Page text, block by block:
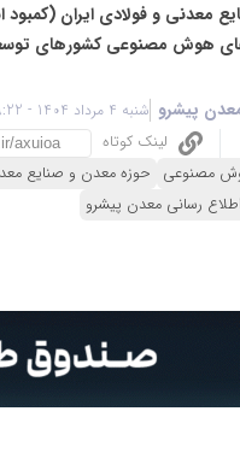
معدنی و فولادی ایران
هوش مصنوعی کشورهای
پیشرو شنبه 4 مرداد 1404 - 18:22
لینک کوتاه
مصنوعی حوزه معدن و صنایع
اطلاع رسانی معدن پیشرو